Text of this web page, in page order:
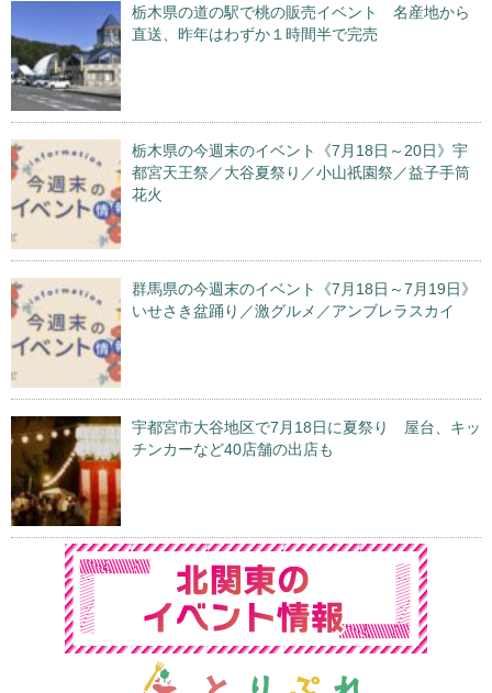
栃木県の道の駅で桃の販売イベント 名産地から
直送、昨年はわずか１時間半で完売
栃木県の今週末のイベント《7月18日～20日》宇
都宮天王祭／大谷夏祭り／小山祇園祭／益子手筒
花火
群馬県の今週末のイベント《7月18日～7月19日》
いせさき盆踊り／激グルメ／アンブレラスカイ
宇都宮市大谷地区で7月18日に夏祭り 屋台、キッ
チンカーなど40店舗の出店も